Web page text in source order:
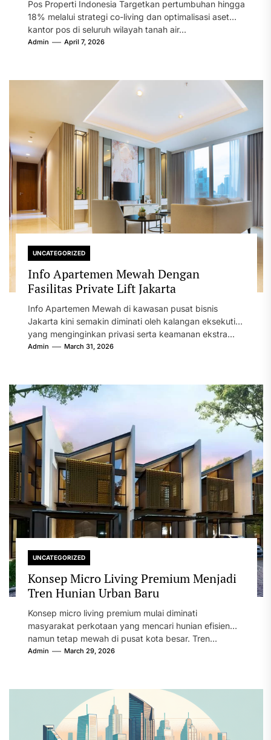
Pos Properti Indonesia Targetkan pertumbuhan hingga
18% melalui strategi co-living dan optimalisasi aset
kantor pos di seluruh wilayah tanah air...
Admin April 7, 2026
UNCATEGORIZED
Info Apartemen Mewah Dengan
Fasilitas Private Lift Jakarta
Info Apartemen Mewah di kawasan pusat bisnis
Jakarta kini semakin diminati oleh kalangan eksekutif
yang menginginkan privasi serta keamanan ekstra...
Admin March 31, 2026
UNCATEGORIZED
Konsep Micro Living Premium Menjadi
Tren Hunian Urban Baru
Konsep micro living premium mulai diminati
masyarakat perkotaan yang mencari hunian efisien
namun tetap mewah di pusat kota besar. Tren...
Admin March 29, 2026